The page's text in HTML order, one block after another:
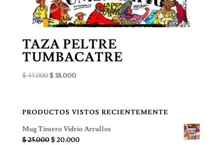
TAZA PELTRE
TUMBACATRE
$45.000El
era:
$38.000El
es:
PRODUCTOS VISTOS RECIENTEMENTE
Mug Tintero Vidrio Arrullos
$25.000El
$20.000El